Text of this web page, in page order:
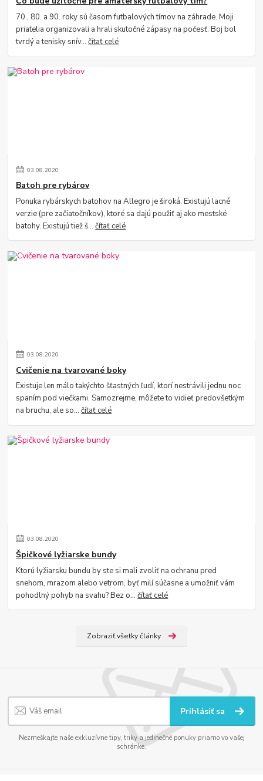
70., 80. a 90. roky sú časom futbalových tímov na záhrade. Moji
priatelia organizovali a hrali skutočné zápasy na počesť. Boj bol
tvrdý a tenisky snív...čítať celé
03.08.2020
Batoh pre rybárov
Ponuka rybárskych batohov na Allegro je široká. Existujú lacné
verzie (pre začiatočníkov), ktoré sa dajú použiť aj ako mestské
batohy. Existujú tiež š...čítať celé
03.08.2020
Cvičenie na tvarované boky
Existuje len málo takýchto šťastných ľudí, ktorí nestrávili jednu noc
spaním pod viečkami. Samozrejme, môžete to vidieť predovšetkým
na bruchu, ale so...čítať celé
03.08.2020
Špičkové lyžiarske bundy
Ktorú lyžiarsku bundu by ste si mali zvoliť na ochranu pred
snehom, mrazom alebo vetrom, byť milí súčasne a umožniť vám
pohodlný pohyb na svahu? Bez o...čítať celé
Zobraziť všetky články
Prihlásiť sa
Nezmeškajte naše exkluzívne tipy, triky a jedinečné ponuky priamo vo vašej
schránke.